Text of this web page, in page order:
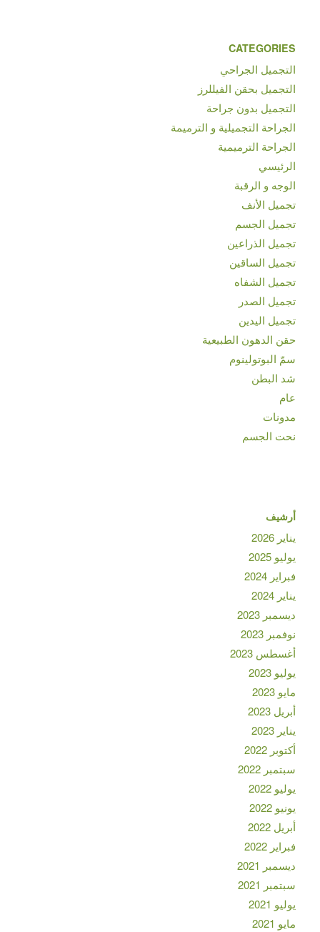
CATEGORIES
التجميل الجراحي
التجميل بحقن الفيللرز
التجميل بدون جراحة
الجراحة التجميلية و الترميمة
الجراحة الترميمية
الرئيسي
الوجه و الرقبة
تجميل الأنف
تجميل الجسم
تجميل الذراعين
تجميل الساقين
تجميل الشفاه
تجميل الصدر
تجميل اليدين
حقن الدهون الطبيعية
سمّ البوتولينوم
شد البطن
عام
مدونات
نحت الجسم
أرشيف
يناير 2026
يوليو 2025
فبراير 2024
يناير 2024
ديسمبر 2023
نوفمبر 2023
أغسطس 2023
يوليو 2023
مايو 2023
أبريل 2023
يناير 2023
أكتوبر 2022
سبتمبر 2022
يوليو 2022
يونيو 2022
أبريل 2022
فبراير 2022
ديسمبر 2021
سبتمبر 2021
يوليو 2021
مايو 2021